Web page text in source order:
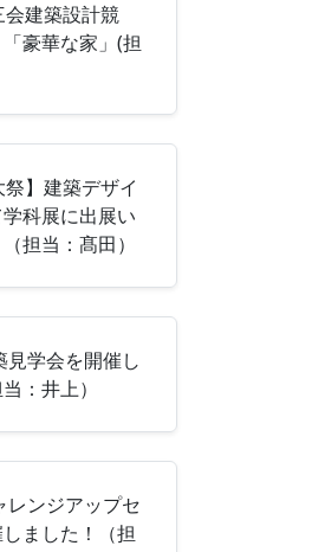
建築設計競
豪華な家」(担
祭】建築デザイ
科展に出展い
担当：髙田）
学会を開催し
：井上）
レンジアップセ
ました！（担